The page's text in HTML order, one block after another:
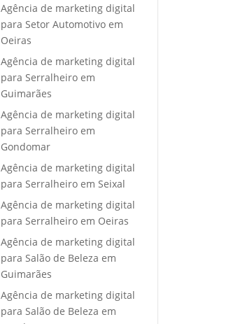
Agência de marketing digital
para Setor Automotivo em
Oeiras
Agência de marketing digital
para Serralheiro em
Guimarães
Agência de marketing digital
para Serralheiro em
Gondomar
Agência de marketing digital
para Serralheiro em Seixal
Agência de marketing digital
para Serralheiro em Oeiras
Agência de marketing digital
para Salão de Beleza em
Guimarães
Agência de marketing digital
para Salão de Beleza em